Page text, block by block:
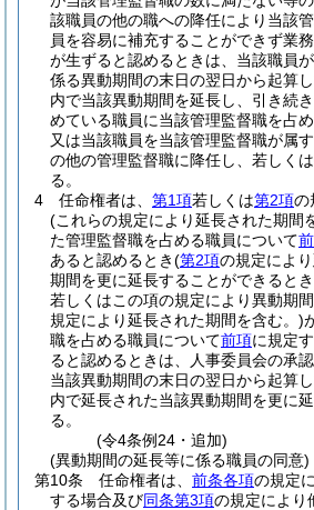
該職員の他の職への降任により当該
員を容易に補充することができず業
が生ずると認めるときは、当該職員
係る異動期間の末日の翌日から起算
内で当該異動期間を延長し、引き続
めている職員に当該管理監督職を占
又は当該職員を当該管理監督職が属
の他の管理監督職に降任し、若しく
る。
4
任命権者は、 第1項若しくは第2項の
(これらの規定により延長された期間
た管理監督職を占める職員について
あると認めるとき(第2項の規定によ
期間を更に延長することができると
若しくはこの項の規定により異動期間
規定により延長された期間を含む。)
職を占める職員について前項に規定
ると認めるときは、人事委員会の承
当該異動期間の末日の翌日から起算
内で延長された当該異動期間を更に
る。
(令4条例24・追加)
(異動期間の延長等に係る職員の同意)
第10条
任命権者は、 前条各項の規定
する場合及び同条第3項の規定により